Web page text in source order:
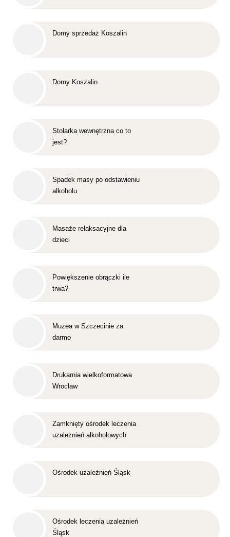
Domy sprzedaż Koszalin
Domy Koszalin
Stolarka wewnętrzna co to
jest?
Spadek masy po odstawieniu
alkoholu
Masaże relaksacyjne dla
dzieci
Powiększenie obrączki ile
trwa?
Muzea w Szczecinie za
darmo
Drukarnia wielkoformatowa
Wrocław
Zamknięty ośrodek leczenia
uzależnień alkoholowych
Ośrodek uzależnień Śląsk
Ośrodek leczenia uzależnień
Śląsk